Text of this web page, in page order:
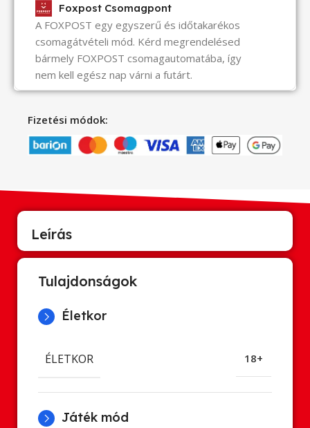
Foxpost Csomagpont
A FOXPOST egy egyszerű és időtakarékos
csomagátvételi mód. Kérd megrendelésed
bármely FOXPOST csomagautomatába, így
nem kell egész nap várni a futárt.
Fizetési módok:
Leírás
Tulajdonságok
Életkor
ÉLETKOR 18+
Játék mód